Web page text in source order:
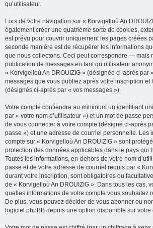
qu’utilisateur.
Lors de votre navigation sur « Korvigelloù An
également créer une quatrième sorte de cookies,
est prévu pour couvrir uniquement les pages créées
seconde manière est de récupérer les informations
que nous collectons. Ceci peut correspondre — mais
publication de messages en tant qu’utilisateur
« Korvigelloù An DROUIZIG » (désignée ci-après par
messages que vous publiez après votre inscription et
(désignés ci-après par « vos messages »).
Votre compte contiendra au minimum un identifiant
par « votre nom d’utilisateur ») et un mot de passe
de vous connecter à votre compte (désigné ci-après
passe ») et une adresse de courriel personnelle. Les
compte sur « Korvigelloù An DROUIZIG » sont
protection des données applicables dans le pays qui
Toutes les informations, en-dehors de votre nom
passe et de votre adresse de courriel requis par «
durant votre inscription, sont obligatoires ou
de « Korvigelloù An DROUIZIG ». Dans tous les cas,
quelles informations de votre compte vous souhaitez
De plus, vous pouvez décider de vous abonner ou
logiciel phpBB depuis une option disponible sur votre